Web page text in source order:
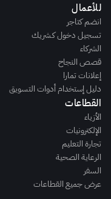
للأعمال
انضم كتاجر
تسجيل دخول كـشريك
الشركاء
قصص النجاح
إعلانات تمارا
دليل إستخدام أدوات التسويق
القطاعات
الأزياء
الإلكترونيات
تجارة التعليم
الرعاية الصحية
السفر
عرض جميع القطاعات